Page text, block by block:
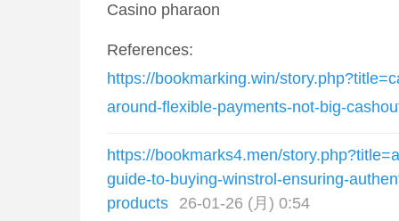
Casino pharaon
References:
https://bookmarking.win/
around-flexible-payments-not-big-
https://bookmarks4.men/
guide-to-buying-winstrol-ensuring-
products
26-01-26 (月) 0:54